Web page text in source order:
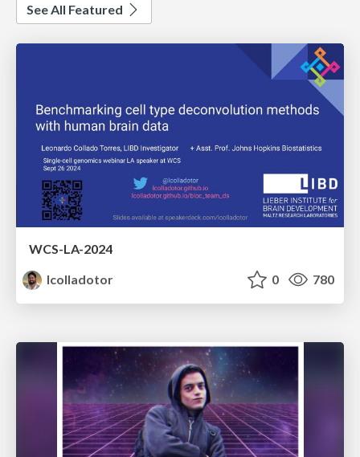
See All Featured
WCS-LA-2024
lcolladotor
0 780